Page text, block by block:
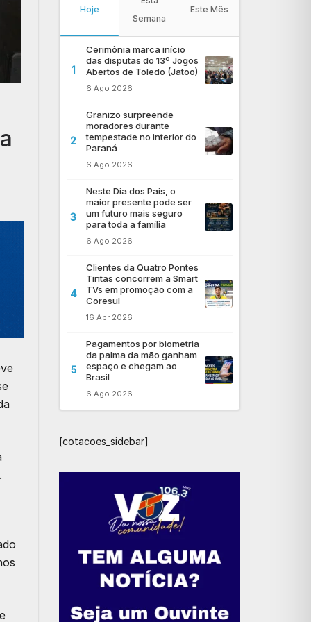
Hoje
Semana
Este Mês
1
Cerimônia marca início
das disputas do 13º Jogos
Abertos de Toledo (Jatoo)
6 Ago 2026
2
Granizo surpreende
moradores durante
tempestade no interior do
Paraná
6 Ago 2026
3
Neste Dia dos Pais, o
maior presente pode ser
um futuro mais seguro
para toda a família
6 Ago 2026
4
Clientes da Quatro Pontes
Tintas concorrem a Smart
TVs em promoção com a
Coresul
16 Abr 2026
5
Pagamentos por biometria
da palma da mão ganham
espaço e chegam ao
Brasil
6 Ago 2026
[cotacoes_sidebar]